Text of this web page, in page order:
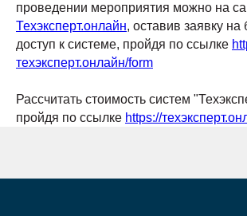
проведении мероприятия можно на
Техэксперт.онлайн, оставив заявку на
доступ к системе, пройдя по ссылке
техэксперт.онлайн/form
Рассчитать стоимость систем
пройдя по ссылке https://